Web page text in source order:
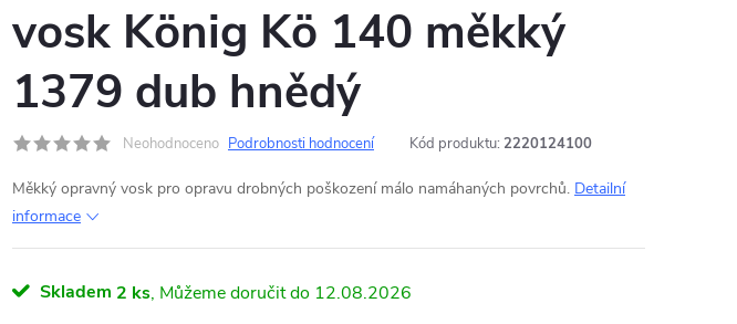
vosk König Kö 140 měkký
1379 dub hnědý
Neohodnoceno Podrobnosti hodnocení Kód produktu: 2220124100
Měkký opravný vosk pro opravu drobných poškození málo namáhaných povrchů. Detailní
informace
Skladem 2 ks 12.08.2026